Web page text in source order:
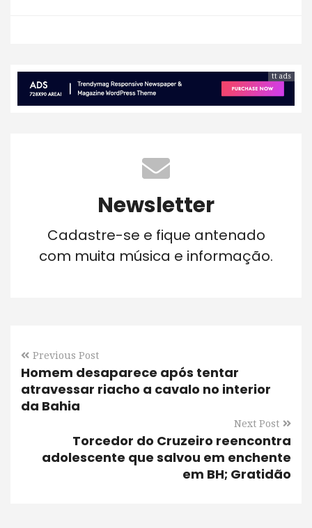
tt ads
Newsletter
Cadastre-se e fique antenado
com muita música e informação.
Previous Post
Homem desaparece após tentar
atravessar riacho a cavalo no interior
da Bahia
Next Post
Torcedor do Cruzeiro reencontra
adolescente que salvou em enchente
em BH; Gratidão